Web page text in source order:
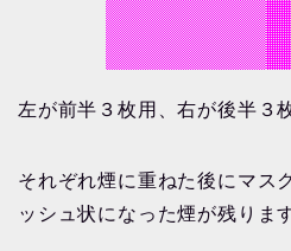
左が前半３枚用、右が後半３
それぞれ煙に重ねた後にマス
ッシュ状になった煙が残りま